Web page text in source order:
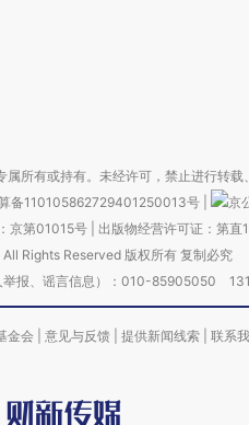
所有或持有。未经许可，禁止进行转载
备110105862729401250013号
京
京第01015号| 出版物经营许可证：第直
Rights Reserved 版权所有 复制必究
举报、谣言信息）：010-85905050
金会 意见与反馈 提供新闻线索 联系